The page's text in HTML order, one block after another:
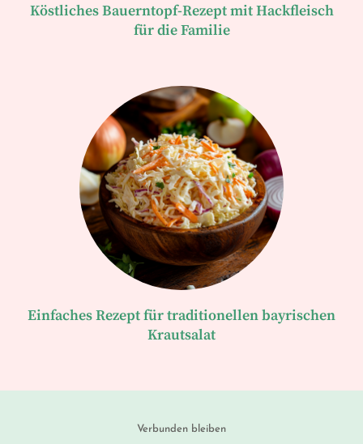
Köstliches Bauerntopf-Rezept mit Hackfleisch
für die Familie
Einfaches Rezept für traditionellen bayrischen
Krautsalat
Verbunden bleiben